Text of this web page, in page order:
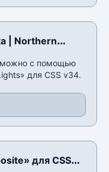
| Northern
можно с помощью
для CSS v34.
для CSS